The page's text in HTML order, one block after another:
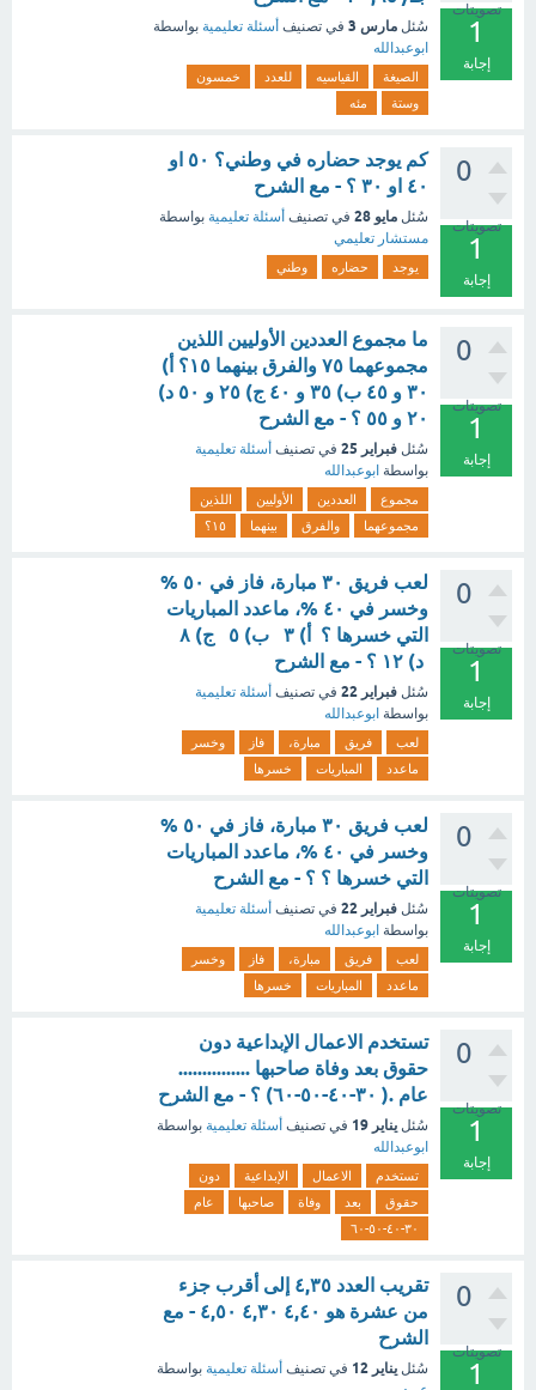
تصويتات
1
إجابة
سُئل مارس 3 في تصنيف أسئلة تعليمية بواسطة
ابوعبدالله
الصيغة القياسيه للعدد
خمسون
وستة
مئه
0
تصويتات
1
إجابة
كم يوجد حضاره في وطني؟ ٥٠ او
٤٠ او ٣٠ ؟ - مع الشرح
سُئل مايو 28 في تصنيف أسئلة تعليمية بواسطة
مستشار تعليمي
يوجد حضاره وطني
0
تصويتات
1
إجابة
ما مجموع العددين الأوليين اللذين
مجموعهما ٧٥ والفرق بينهما ١٥؟ أ)
٣٠ و ٤٥ ب) ٣٥ و ٤٠ ج) ٢٥ و ٥٠ د)
٢٠ و ٥٥ ؟ - مع الشرح
سُئل فبراير 25 في تصنيف أسئلة تعليمية
بواسطة ابوعبدالله
مجموع العددين الأوليين
اللذين
مجموعهما
والفرق بينهما ١٥؟
0
تصويتات
1
إجابة
لعب فريق ٣٠ مبارة، فاز في ٥٠ %
وخسر في ٤٠ %، ماعدد المباريات
د) ١٢ ؟ - مع الشرح
سُئل فبراير 22 في تصنيف أسئلة تعليمية
بواسطة ابوعبدالله
لعب فريق مبارة، فاز
وخسر
ماعدد
المباريات خسرها
0
تصويتات
1
إجابة
لعب فريق ٣٠ مبارة، فاز في ٥٠ %
وخسر في ٤٠ %، ماعدد المباريات
التي خسرها ؟ ؟ - مع الشرح
سُئل فبراير 22 في تصنيف أسئلة تعليمية
بواسطة ابوعبدالله
لعب فريق مبارة، فاز
وخسر
ماعدد
المباريات خسرها
0
تصويتات
1
إجابة
تستخدم الاعمال الإبداعية دون
حقوق بعد وفاة صاحبها ...............
عام .( ٣٠-٤٠-٥٠-٦٠) ؟ - مع الشرح
سُئل يناير 19 في تصنيف أسئلة تعليمية بواسطة
ابوعبدالله
تستخدم الاعمال الإبداعية
دون
حقوق
بعد وفاة صاحبها
عام
٣٠-٤٠-٥٠-٦٠
0
تصويتات
1
تقريب العدد ٤,٣٥ إلى أقرب جزء
من عشرة هو ٤,٤٠ ٤,٣٠ ٤,٥٠ - مع
الشرح
سُئل يناير 12 في تصنيف أسئلة تعليمية بواسطة